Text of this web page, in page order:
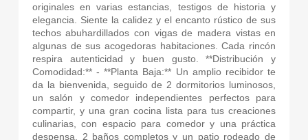
originales en varias estancias, testigos de historia y
elegancia. Siente la calidez y el encanto rústico de sus
techos abuhardillados con vigas de madera vistas en
algunas de sus acogedoras habitaciones. Cada rincón
respira autenticidad y buen gusto. **Distribución y
Comodidad:** - **Planta Baja:** Un amplio recibidor te
da la bienvenida, seguido de 2 dormitorios luminosos,
un salón y comedor independientes perfectos para
compartir, y una gran cocina lista para tus creaciones
culinarias, con espacio para comedor y una práctica
despensa. 2 baños completos y un patio rodeado de